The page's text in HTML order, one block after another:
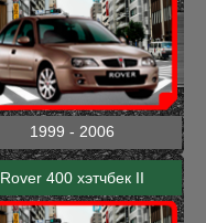
1999 - 2006
Rover 400 хэтчбек II